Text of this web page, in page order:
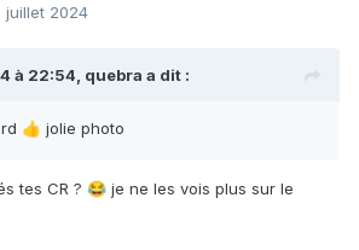
juillet 2024
à 22:54, quebra a dit :
👍 jolie photo
tes CR ? 😂 je ne les vois plus sur le